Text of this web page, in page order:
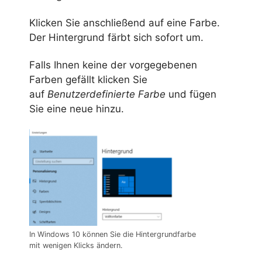
Klicken Sie anschließend auf eine Farbe.
Der Hintergrund färbt sich sofort um.
Falls Ihnen keine der vorgegebenen
Farben gefällt klicken Sie
auf Benutzerdefinierte Farbe und fügen
Sie eine neue hinzu.
In Windows 10 können Sie die Hintergrundfarbe
mit wenigen Klicks ändern.